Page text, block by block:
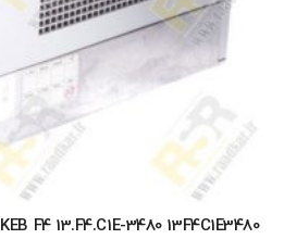
KEB F4 13.F4.C1E-3480 13F4C1E3480